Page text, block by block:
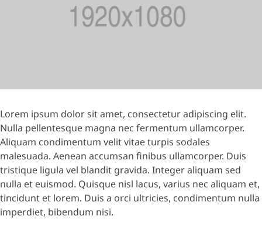
Lorem ipsum dolor sit amet, consectetur adipiscing elit.
Nulla pellentesque magna nec fermentum ullamcorper.
Aliquam condimentum velit vitae turpis sodales
malesuada. Aenean accumsan finibus ullamcorper. Duis
tristique ligula vel blandit gravida. Integer aliquam sed
nulla et euismod. Quisque nisl lacus, varius nec aliquam et,
tincidunt et lorem. Duis a orci ultricies, condimentum nulla
imperdiet, bibendum nisi.